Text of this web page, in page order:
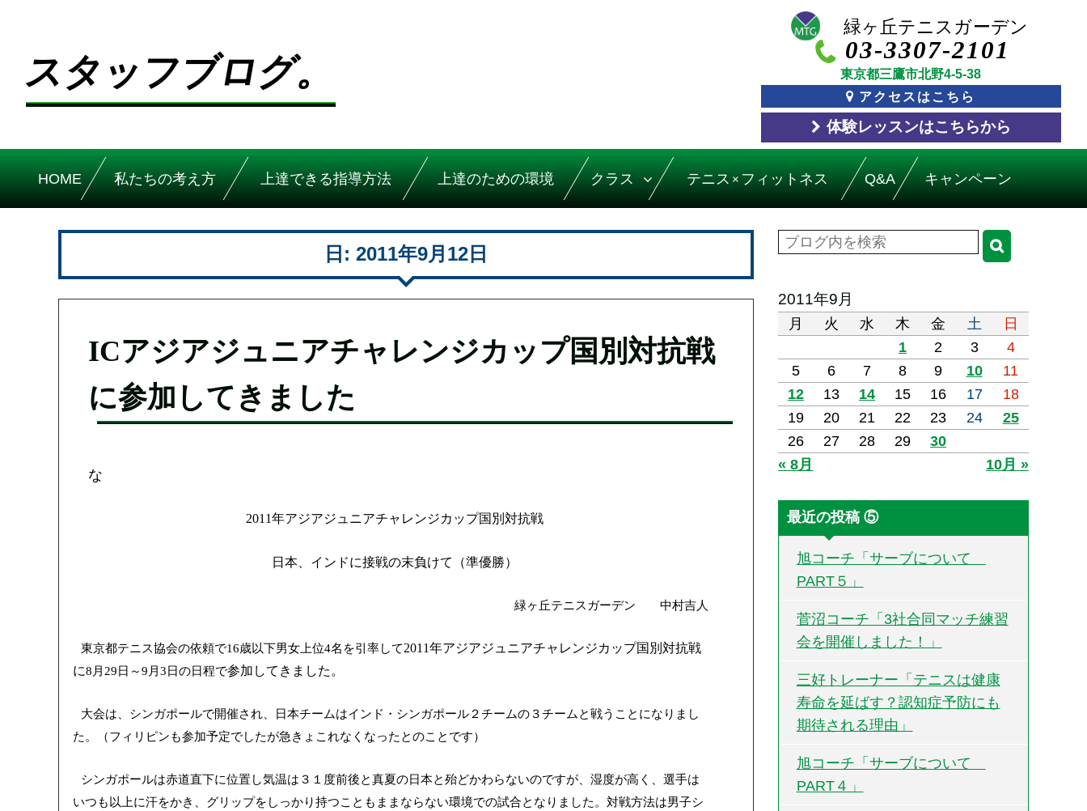
スタッフブログ。
03-3307-2101
東京都三鷹市北野4-5-38
アクセスはこちら
体験レッスンはこちらから
HOME 私たちの考え方 上達できる指導方法 上達のための環境 クラス テニス × フィットネス Q&A キャンペーン
日: 2011年9月12日
ICアジアジュニアチャレンジカップ国別対抗戦
に参加してきました
な
2011年アジアジュニアチャレンジカップ国別対抗戦
日本、インドに接戦の末負けて（準優勝）
緑ヶ丘テニスガーデン 中村吉人
東京都テニス協会の依頼で16歳以下男女上位4名を引率して2011年アジアジュニアチャレンジカップ国別対抗戦
に8 月 29日～9 月3日の日程で参加してきました。
大会は、シンガポールで開催され、日本チームはインド・シンガポール２チームの３チームと戦うことになりまし
た。（フィリピンも参加予定でしたが急きょこれなくなったとのことです）
シンガポールは赤道直下に位置し気温は３１度前後と真夏の日本と殆どかわらないのですが、湿度が高く、選手は
いつも以上に汗をかき、グリップをしっかり持つこともままならない環境での試合となりました。対戦方法は男子シ
2011年9月
月 火 水 木 金 土
日
1
2 3
4
5
6 7 8 9 10
11
12
13 14 15 16 17
18
19
20 21 22 23 24
25
26
27 28 29
30
« 8月
10月 »
最近の投稿 ⑤
旭コーチ「サーブについて
PART５」
菅沼コーチ「3社合同マッチ練習
会を開催しました！」
三好トレーナー「テニスは健康
寿命を延ばす？認知症予防にも
期待される理由」
旭コーチ「サーブについて
PART４」